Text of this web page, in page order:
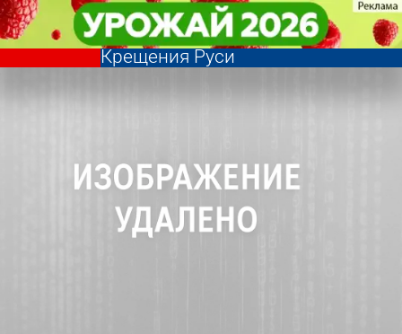
Епископ Серафим участвовал в
московской службе в честь
Крещения Руси
Религия
Епископ Серафим участвовал в
московской службе в честь
Крещения Руси
Религия
Другие новости
по теме
Погода и курсы
валют в Пензе